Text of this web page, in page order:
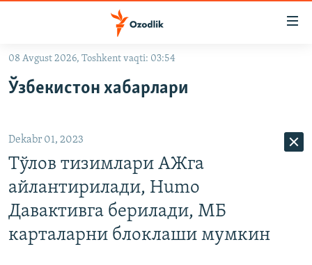
Асосий
Қидиришга
ўтинг
OZODLIK SURISHTIRUVLARI
На русском
ИЖТИМОИЙ ТАРМОҚЛАР
08 Avgust 2026, Toshkent vaqti: 03:54
Ўзбекистон хабарлари
Dekabr 01, 2023
Тўлов тизимлари АЖга
айлантирилади, Humo
Давактивга берилади, МБ
карталарни блоклаши мумкин